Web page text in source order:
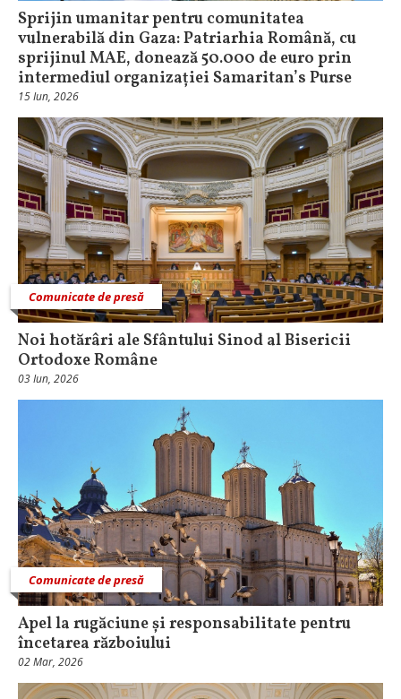
Sprijin umanitar pentru comunitatea
vulnerabilă din Gaza: Patriarhia Română, cu
sprijinul MAE, donează 50.000 de euro prin
intermediul organizației Samaritan’s Purse
15 Iun, 2026
Comunicate de presă
Noi hotărâri ale Sfântului Sinod al Bisericii
Ortodoxe Române
03 Iun, 2026
Comunicate de presă
Apel la rugăciune și responsabilitate pentru
încetarea războiului
02 Mar, 2026